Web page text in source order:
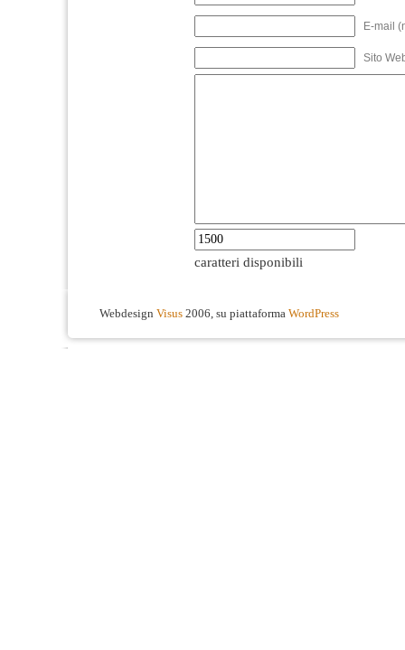
E-mail
Sito
caratteri disponibili
Webdesign Visus 2006, su piattaforma WordPress